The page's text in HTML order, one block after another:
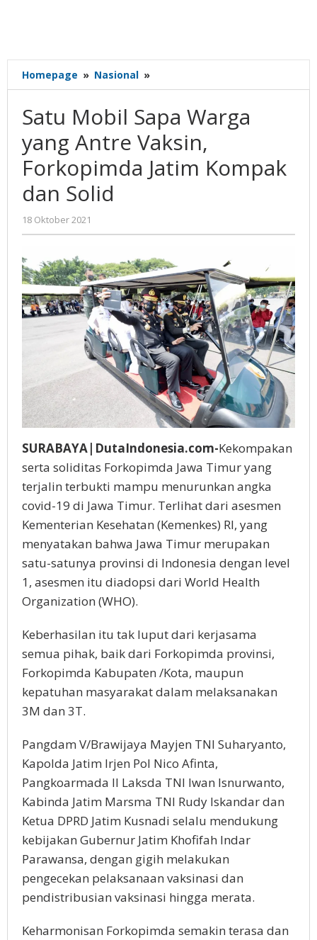
Homepage » Nasional »
Mobil
Warga
yang
Antre
Vaksin,
Forkopimda
Solid
Satu Mobil Sapa Warga
yang Antre Vaksin,
Forkopimda Jatim Kompak
dan Solid
18 Oktober 2021
Nilna
SURABAYA|DutaIndonesia.com-Kekompakan
serta soliditas Forkopimda Jawa Timur yang
terjalin terbukti mampu menurunkan angka
covid-19 di Jawa Timur. Terlihat dari asesmen
Kementerian Kesehatan (Kemenkes) RI, yang
menyatakan bahwa Jawa Timur merupakan
satu-satunya provinsi di Indonesia dengan level
1, asesmen itu diadopsi dari World Health
Organization (WHO).
Keberhasilan itu tak luput dari kerjasama
semua pihak, baik dari Forkopimda provinsi,
Forkopimda Kabupaten /Kota, maupun
kepatuhan masyarakat dalam melaksanakan
3M dan 3T.
Pangdam V/Brawijaya Mayjen TNI Suharyanto,
Kapolda Jatim Irjen Pol Nico Afinta,
Pangkoarmada II Laksda TNI Iwan Isnurwanto,
Kabinda Jatim Marsma TNI Rudy Iskandar dan
Ketua DPRD Jatim Kusnadi selalu mendukung
kebijakan Gubernur Jatim Khofifah Indar
Parawansa, dengan gigih melakukan
pengecekan pelaksanaan vaksinasi dan
pendistribusian vaksinasi hingga merata.
Keharmonisan Forkopimda semakin terasa dan